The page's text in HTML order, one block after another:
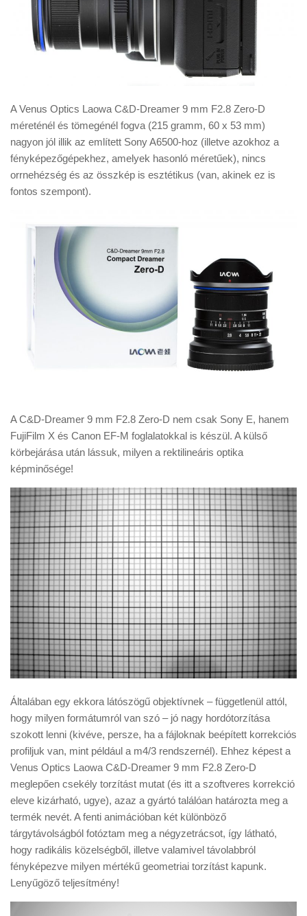
A Venus Optics Laowa C&D-Dreamer 9 mm F2.8 Zero-D
méreténél és tömegénél fogva (215 gramm, 60 x 53 mm)
nagyon jól illik az említett Sony A6500-hoz (illetve azokhoz a
fényképezőgépekhez, amelyek hasonló méretűek), nincs
orrnehézség és az összkép is esztétikus (van, akinek ez is
fontos szempont).
A C&D-Dreamer 9 mm F2.8 Zero-D nem csak Sony E, hanem
FujiFilm X és Canon EF-M foglalatokkal is készül. A külső
körbejárása után lássuk, milyen a rektilineáris optika
képminősége!
Általában egy ekkora látószögű objektívnek – függetlenül attól,
hogy milyen formátumról van szó – jó nagy hordótorzítása
szokott lenni (kivéve, persze, ha a fájloknak beépített korrekciós
profiljuk van, mint például a m4/3 rendszernél). Ehhez képest a
Venus Optics Laowa C&D-Dreamer 9 mm F2.8 Zero-D
meglepően csekély torzítást mutat (és itt a szoftveres korrekció
eleve kizárható, ugye), azaz a gyártó találóan határozta meg a
termék nevét. A fenti animációban két különböző
tárgytávolságból fotóztam meg a négyzetrácsot, így látható,
hogy radikális közelségből, illetve valamivel távolabbról
fényképezve milyen mértékű geometriai torzítást kapunk.
Lenyűgöző teljesítmény!